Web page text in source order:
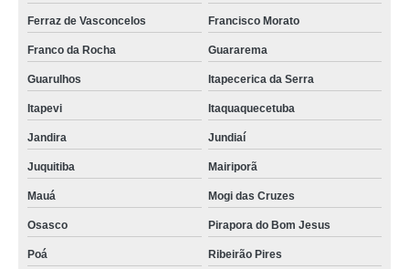
Ferraz de Vasconcelos Francisco Morato
Franco da Rocha Guararema
Guarulhos Itapecerica da Serra
Itapevi Itaquaquecetuba
Jandira Jundiaí
Juquitiba Mairiporã
Mauá Mogi das Cruzes
Osasco Pirapora do Bom Jesus
Poá Ribeirão Pires